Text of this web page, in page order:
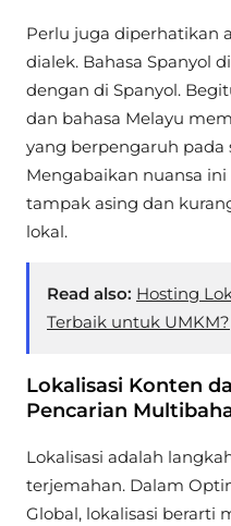
Perlu juga diperhatikan
dialek. Bahasa Spanyol
dengan di Spanyol.
dan bahasa Melayu
yang berpengaruh pada
Mengabaikan nuansa
tampak asing dan
lokal.
Read also: Hosting
Terbaik untuk UMKM?
Lokalisasi Konten
Pencarian
Lokalisasi adalah
terjemahan. Dalam
Global, lokalisasi berarti